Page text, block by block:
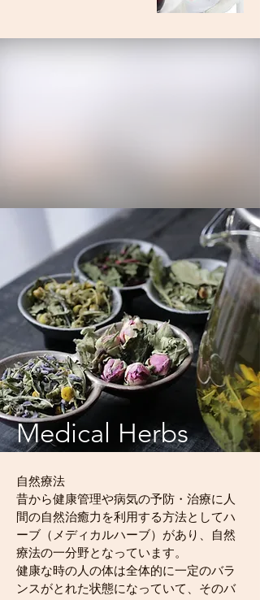
Medical Herbs
自然療法
昔から健康管理や病気の予防・治療に人
間の自然治癒力を利用する方法としてハ
ーブ（メディカルハーブ）があり、自然
療法の一分野となっています。
健康な時の人の体は全体的に一定のバラ
ンスがとれた状態になっていて、そのバ